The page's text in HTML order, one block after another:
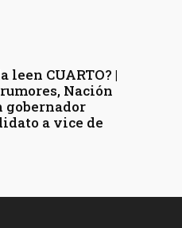
leen CUARTO? |
Nación
gobernador
a vice de